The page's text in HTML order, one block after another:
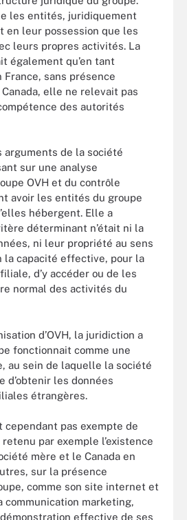
les entités, juridiquement
en leur possession que les
leurs propres activités. La
également qu’en tant
France, sans présence
elle ne relevait pas
des autorités
arguments de la société
sur une analyse
OVH et du contrôle
avoir les entités du groupe
hébergent. Elle a
déterminant n’était ni la
ni leur propriété au sens
la capacité effective, pour la
d’y accéder ou de les
normal des activités du
d’OVH, la juridiction a
fonctionnait comme une
au sein de laquelle la société
d’obtenir les données
étrangères.
cependant pas exempte de
par exemple l’existence
mère et le Canada en
sur la présence
comme son site internet et
communication marketing,
effective de ses